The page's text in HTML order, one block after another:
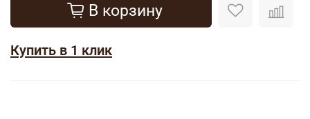
В корзину
Купить в 1 клик